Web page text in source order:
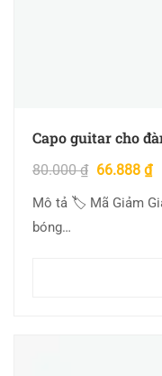
Capo guitar cho
80.000₫ 66.888 ₫
Mô tả 🏷 Mã Giảm
bóng…